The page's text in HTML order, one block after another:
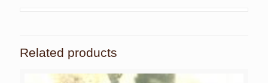
Related products